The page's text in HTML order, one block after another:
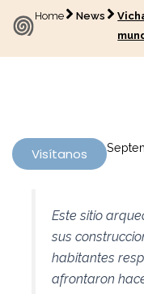
Home News
Visítanos
Este sitio
sus
habitantes
afrontaron